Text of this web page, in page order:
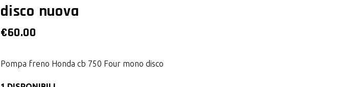
disco nuova
€60.00
Pompa freno Honda cb 750 Four mono disco